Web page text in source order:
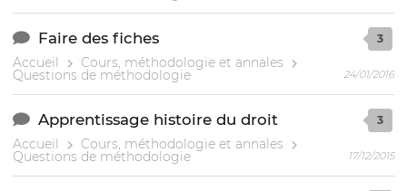
Faire des fiches
Accueil Cours, méthodologie et annales
Questions de méthodologie
3
24/01/2016
Apprentissage histoire du droit
Accueil Cours, méthodologie et annales
Questions de méthodologie
3
17/12/2015